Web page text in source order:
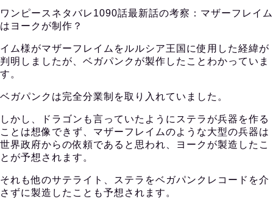
ワンピースネタバレ1090話最新話の考察：マザーフレイム
はヨークが制作？
イム様がマザーフレイムをルルシア王国に使用した経緯が
判明しましたが、ベガパンクが製作したことわかっていま
す。
ベガパンクは完全分業制を取り入れていました。
しかし、ドラゴンも言っていたようにステラが兵器を作る
ことは想像できず、マザーフレイムのような大型の兵器は
世界政府からの依頼であると思われ、ヨークが製造したこ
とが予想されます。
それも他のサテライト、ステラをベガパンクレコードを介
さずに製造したことも予想されます。